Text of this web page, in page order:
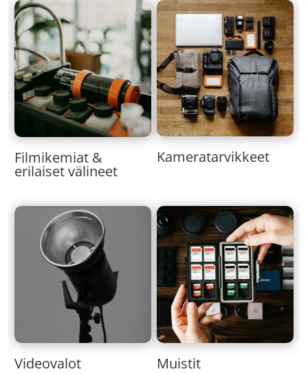
Filmikemiat &
erilaiset välineet
Kameratarvikkeet
Videovalot Muistit